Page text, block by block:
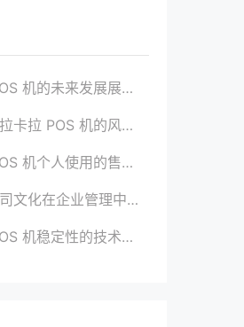
的未来发展展望与战略规划
POS 机的风险评估与应对
个人使用的售后服务优化
化在企业管理中的作用
定性的技术创新与应用实践